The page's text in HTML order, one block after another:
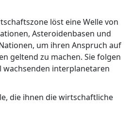
löst eine Welle von
Asteroidenbasen und
um ihren Anspruch auf
geltend zu machen. Sie folgen
wachsenden interplanetaren
die ihnen die wirtschaftliche